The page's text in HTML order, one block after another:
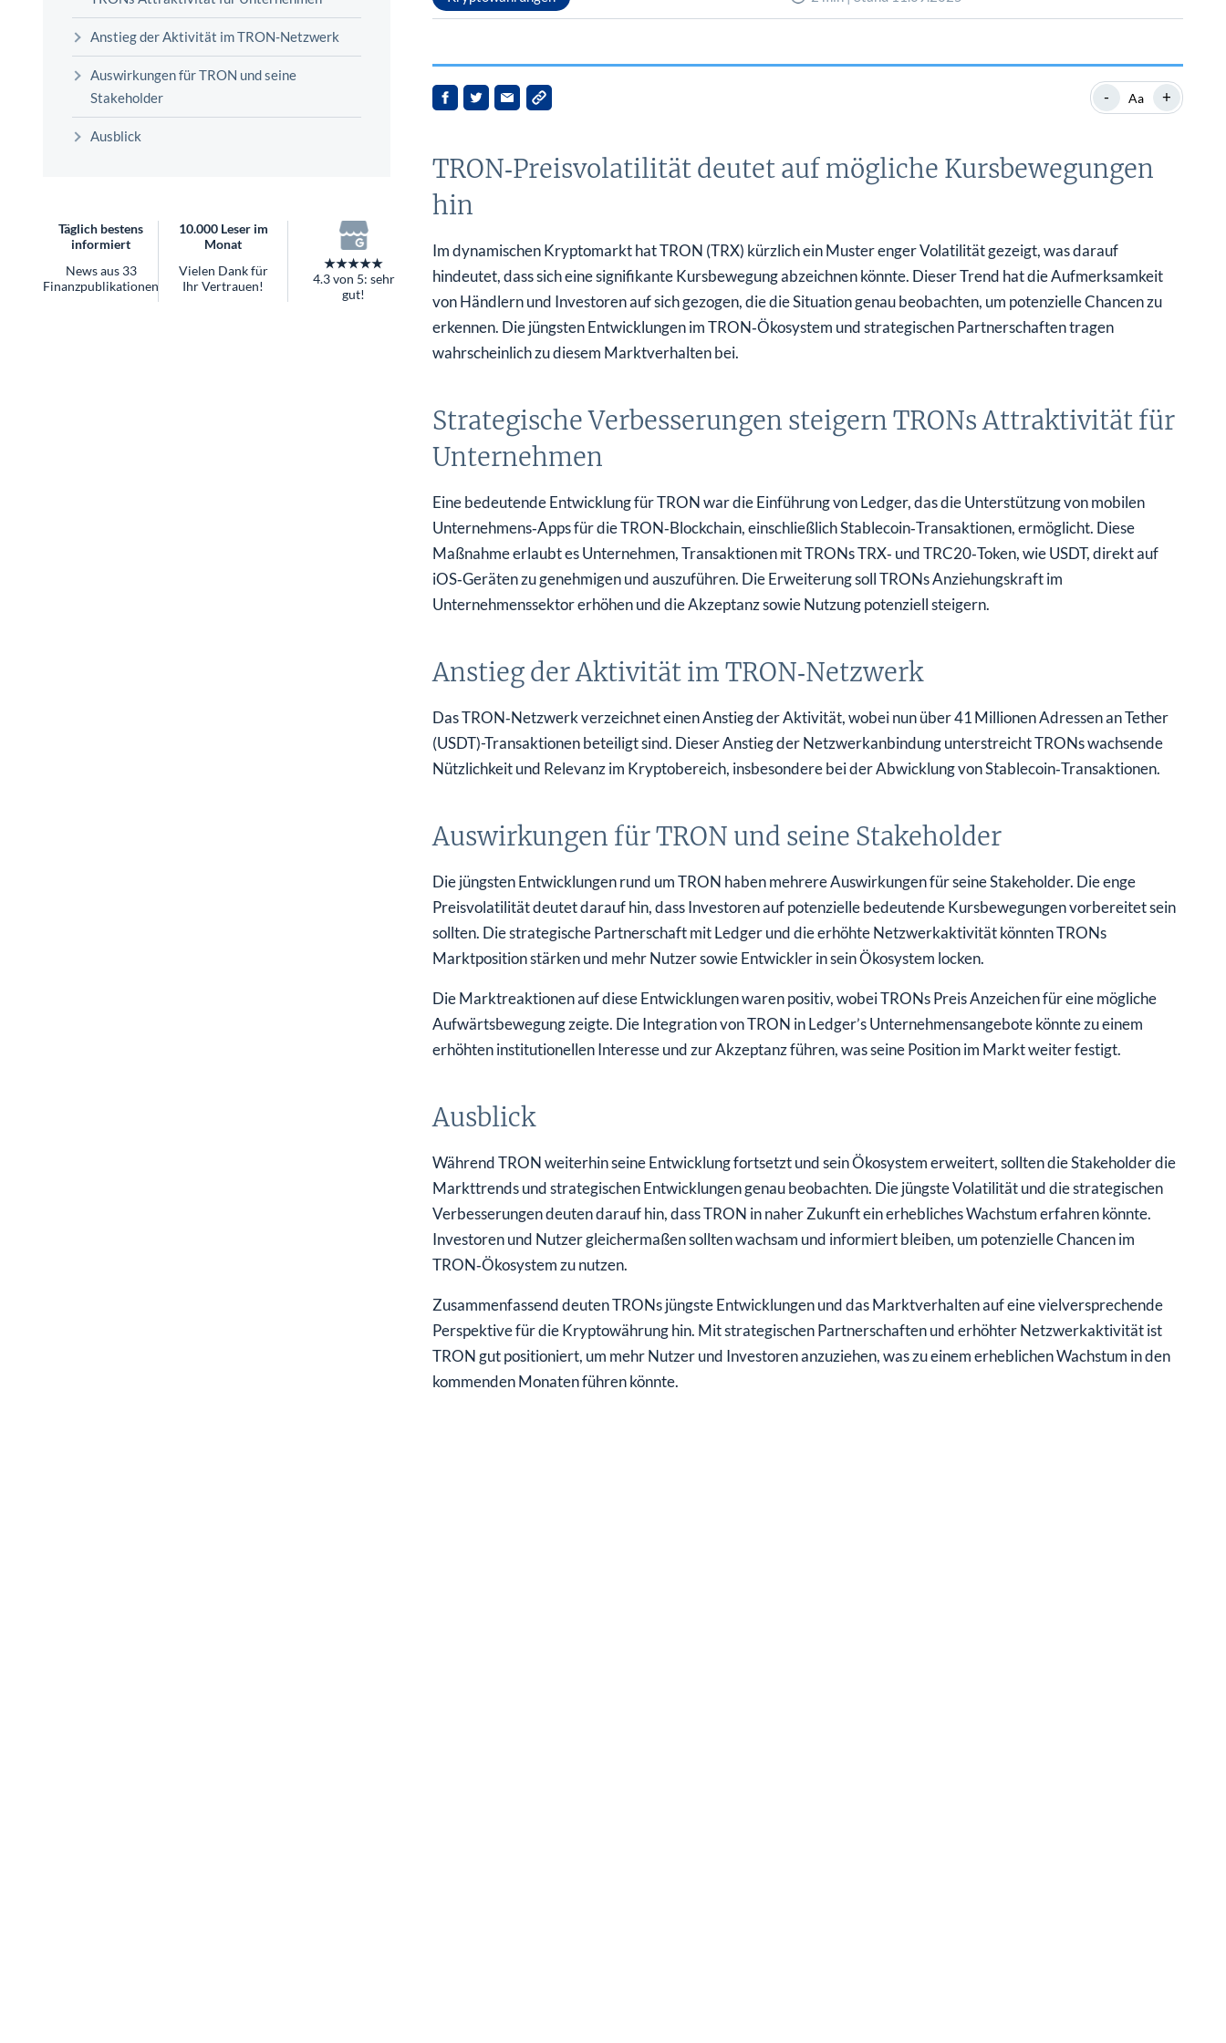
Worauf Sie bei ETFs achten sollten
RATGEBER
Anstieg der Aktivität im TRON‑Netzwerk
Auswirkungen für TRON und seine
Stakeholder
Ausblick
Täglich bestens
informiert
News aus 33
Finanzpublikationen
10.000 Leser im
Monat
Vielen Dank für
Ihr Vertrauen!
★★★★★
4.3 von 5: sehr
gut!
- Aa +
TRON‑Preisvolatilität deutet auf mögliche Kursbewegungen
hin
Im dynamischen Kryptomarkt hat TRON (TRX) kürzlich ein Muster enger Volatilität gezeigt, was darauf
hindeutet, dass sich eine signifikante Kursbewegung abzeichnen könnte. Dieser Trend hat die Aufmerksamkeit
von Händlern und Investoren auf sich gezogen, die die Situation genau beobachten, um potenzielle Chancen zu
erkennen. Die jüngsten Entwicklungen im TRON‑Ökosystem und strategischen Partnerschaften tragen
wahrscheinlich zu diesem Marktverhalten bei.
Strategische Verbesserungen steigern TRONs Attraktivität für
Unternehmen
Eine bedeutende Entwicklung für TRON war die Einführung von Ledger, das die Unterstützung von mobilen
Unternehmens‑Apps für die TRON‑Blockchain, einschließlich Stablecoin‑Transaktionen, ermöglicht. Diese
Maßnahme erlaubt es Unternehmen, Transaktionen mit TRONs TRX‑ und TRC20‑Token, wie USDT, direkt auf
iOS‑Geräten zu genehmigen und auszuführen. Die Erweiterung soll TRONs Anziehungskraft im
Unternehmenssektor erhöhen und die Akzeptanz sowie Nutzung potenziell steigern.
Anstieg der Aktivität im TRON‑Netzwerk
Das TRON‑Netzwerk verzeichnet einen Anstieg der Aktivität, wobei nun über 41 Millionen Adressen an Tether
(USDT)-Transaktionen beteiligt sind. Dieser Anstieg der Netzwerkanbindung unterstreicht TRONs wachsende
Nützlichkeit und Relevanz im Kryptobereich, insbesondere bei der Abwicklung von Stablecoin‑Transaktionen.
Auswirkungen für TRON und seine Stakeholder
Die jüngsten Entwicklungen rund um TRON haben mehrere Auswirkungen für seine Stakeholder. Die enge
Preisvolatilität deutet darauf hin, dass Investoren auf potenzielle bedeutende Kursbewegungen vorbereitet sein
sollten. Die strategische Partnerschaft mit Ledger und die erhöhte Netzwerkaktivität könnten TRONs
Marktposition stärken und mehr Nutzer sowie Entwickler in sein Ökosystem locken.
Die Marktreaktionen auf diese Entwicklungen waren positiv, wobei TRONs Preis Anzeichen für eine mögliche
Aufwärtsbewegung zeigte. Die Integration von TRON in Ledger’s Unternehmensangebote könnte zu einem
erhöhten institutionellen Interesse und zur Akzeptanz führen, was seine Position im Markt weiter festigt.
Ausblick
Während TRON weiterhin seine Entwicklung fortsetzt und sein Ökosystem erweitert, sollten die Stakeholder die
Markttrends und strategischen Entwicklungen genau beobachten. Die jüngste Volatilität und die strategischen
Verbesserungen deuten darauf hin, dass TRON in naher Zukunft ein erhebliches Wachstum erfahren könnte.
Investoren und Nutzer gleichermaßen sollten wachsam und informiert bleiben, um potenzielle Chancen im
TRON‑Ökosystem zu nutzen.
Zusammenfassend deuten TRONs jüngste Entwicklungen und das Marktverhalten auf eine vielversprechende
Perspektive für die Kryptowährung hin. Mit strategischen Partnerschaften und erhöhter Netzwerkaktivität ist
TRON gut positioniert, um mehr Nutzer und Investoren anzuziehen, was zu einem erheblichen Wachstum in den
kommenden Monaten führen könnte.